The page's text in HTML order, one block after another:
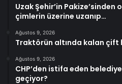
Uzak Şehir’in
çimlerin üzerine uzanıp…
Ağustos 9, 2026
Traktörün altında kalan çift
Ağustos 9, 2026
CHP’den istifa eden belediye
geçiyor?